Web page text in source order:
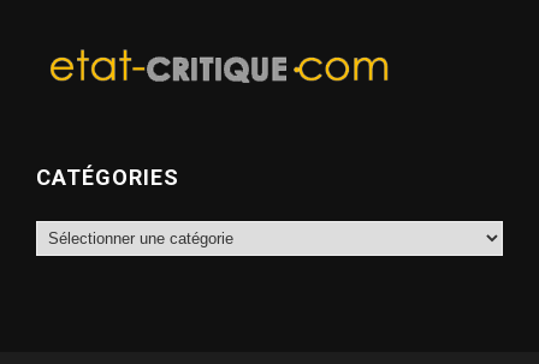
CATÉGORIES
Catégories